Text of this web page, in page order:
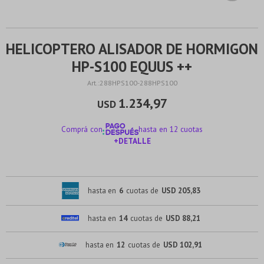
HELICOPTERO ALISADOR DE HORMIGON
HP-S100 EQUUS ++
288HPS100-288HPS100
USD 1.234,97
Comprá con
hasta en 12 cuotas
+DETALLE
hasta en 6 cuotas de USD 205,83
hasta en 14 cuotas de USD 88,21
hasta en 12 cuotas de USD 102,91